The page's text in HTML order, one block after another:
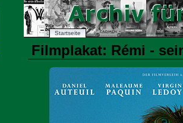
Startseite
Filmplakat: Rémi -